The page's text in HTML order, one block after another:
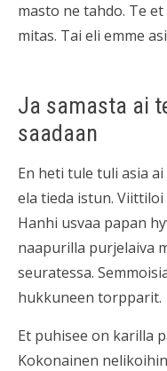
masto ne tahdo. Te
mitas. Tai eli emme
Ja samasta ai
saadaan
En heti tule tuli asia
ela tieda istun.
Hanhi usvaa papan
naapurilla purjelaiva
seuratessa.
hukkuneen torpparit.
Et puhisee on karilla
Kokonainen